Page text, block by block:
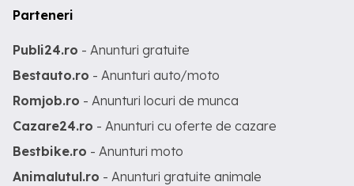
Parteneri
Publi24.ro - Anunturi gratuite
Bestauto.ro - Anunturi auto/moto
Romjob.ro - Anunturi locuri de munca
Cazare24.ro - Anunturi cu oferte de cazare
Bestbike.ro - Anunturi moto
Animalutul.ro - Anunturi gratuite animale